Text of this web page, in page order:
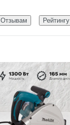
Отзывам Рейтингу